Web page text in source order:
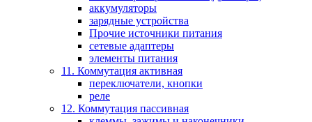
аккумуляторы
зарядные устройства
Прочие источники питания
сетевые адаптеры
элементы питания
11. Коммутация активная
переключатели, кнопки
реле
12. Коммутация пассивная